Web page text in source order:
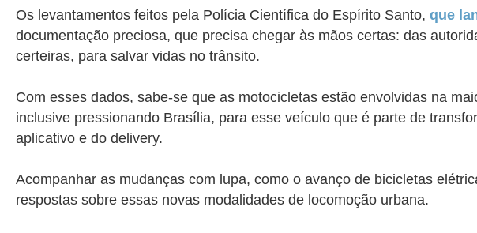
Os levantamentos feitos pela Polícia Científica do Espírito Santo, que
documentação preciosa, que precisa chegar às mãos certas: das
certeiras, para salvar vidas no trânsito.
Com esses dados, sabe-se que as motocicletas estão envolvidas na
inclusive pressionando Brasília, para esse veículo que é parte de
aplicativo e do delivery.
Acompanhar as mudanças com lupa, como o avanço de bicicletas
respostas sobre essas novas modalidades de locomoção urbana.